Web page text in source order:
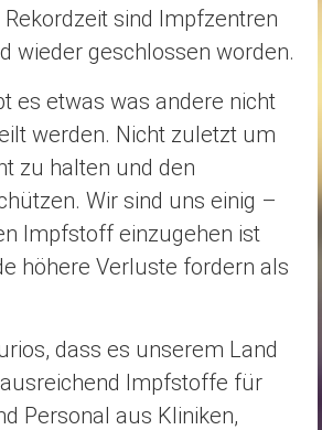
sind Impfzentren
wieder geschlossen worden.
es etwas was andere nicht
werden. Nicht zuletzt um
zu halten und den
Wir sind uns einig –
Impfstoff einzugehen ist
höhere Verluste fordern als
dass es unserem Land
Impfstoffe für
Personal aus Kliniken,